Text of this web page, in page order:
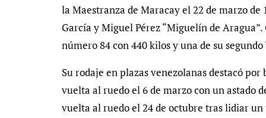
la Maestranza de Maracay el 22 de marzo
García y Miguel Pérez “Miguelín de
número 84 con 440 kilos y una de su
Su rodaje en plazas venezolanas destacó
vuelta al ruedo el 6 de marzo con un astado
vuelta al ruedo el 24 de octubre tras lidiar